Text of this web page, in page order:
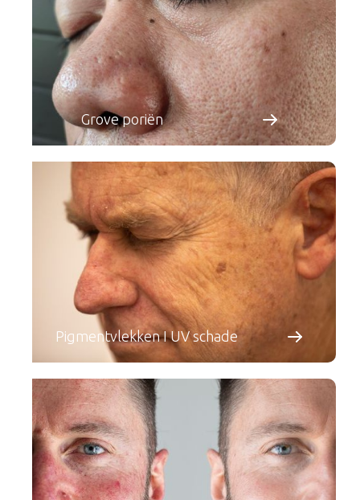
Grove poriën
Pigmentvlekken I UV schade